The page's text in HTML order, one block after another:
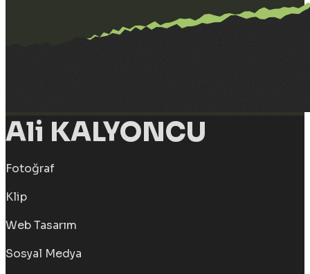
Ali KALYONCU
Fotoğraf
Klip
Web Tasarım
Sosyal Medya